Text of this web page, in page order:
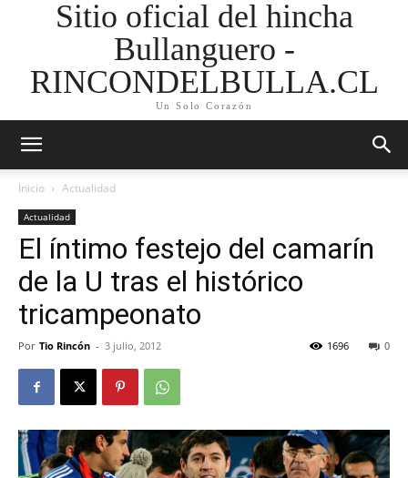
Sitio oficial del hincha
Bullanguero -
RINCONDELBULLA.CL
Un Solo Corazón
Inicio Actualidad
Actualidad
El íntimo festejo del camarín
de la U tras el histórico
tricampeonato
Por Tio Rincón - 3 julio, 2012 0
1696